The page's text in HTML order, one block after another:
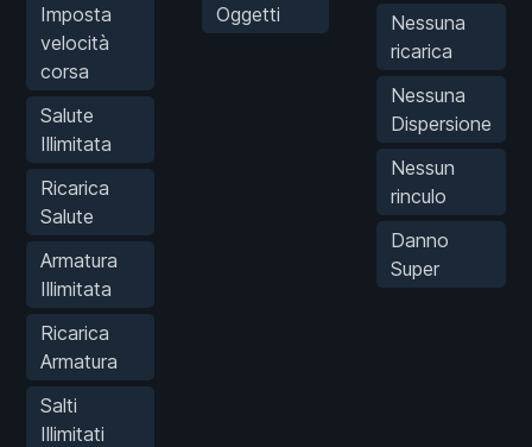
Imposta
velocità
corsa
Salute
Illimitata
Ricarica
Salute
Armatura
Illimitata
Ricarica
Armatura
Salti
Illimitati
Oggetti
Nessuna
ricarica
Nessuna
Dispersione
Nessun
rinculo
Danno
Super